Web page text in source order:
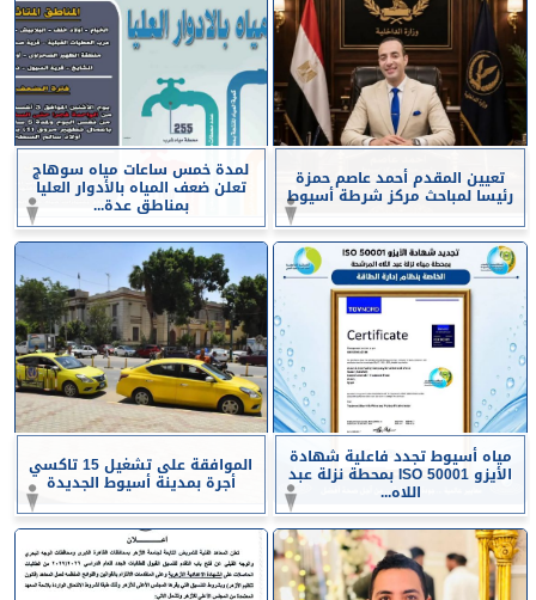
تعيين المقدم أحمد عاصم حمزة
رئيسا لمباحث مركز شرطة أسيوط
لمدة خمس ساعات مياه سوهاج
تعلن ضعف المياه بالأدوار العليا
بمناطق عدة...
مياه أسيوط تجدد فاعلية شهادة
الأيزو ISO 50001 بمحطة نزلة عبد
اللاه...
الموافقة على تشغيل 15 تاكسي
أجرة بمدينة أسيوط الجديدة